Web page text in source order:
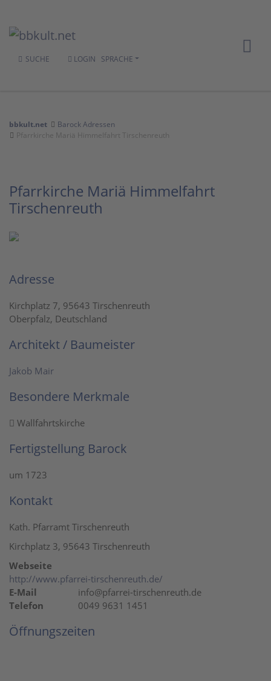
SUCHE LOGIN SPRACHE
bbkult.net
Barock Adressen
Pfarrkirche Mariä Himmelfahrt Tirschenreuth
Pfarrkirche Mariä Himmelfahrt
Tirschenreuth
Adresse
Kirchplatz 7, 95643 Tirschenreuth
Oberpfalz, Deutschland
Architekt / Baumeister
Jakob Mair
Besondere Merkmale
Wallfahrtskirche
Fertigstellung Barock
um 1723
Kontakt
Kath. Pfarramt Tirschenreuth
Kirchplatz 3, 95643 Tirschenreuth
Webseite
http://www.pfarrei-tirschenreuth.de/
E-Mail
info@pfarrei-tirschenreuth.de
Telefon
0049 9631 1451
Öffnungszeiten